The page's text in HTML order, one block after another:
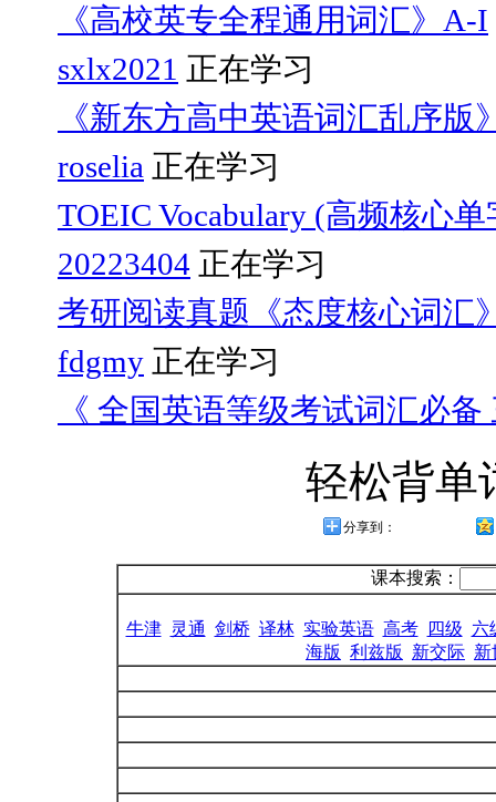
《高校英专全程通用词汇》A-I
sxlx2021 正在学习
《新东方高中英语词汇乱序版
roselia 正在学习
TOEIC Vocabulary (高频核心
20223404 正在学习
考研阅读真题《态度核心词汇
fdgmy 正在学习
《 全国英语等级考试词汇必备
轻松背单
分享到：
课本搜索：
牛津 灵通 剑桥 译林 实验英语 高考 四级 六
海版 利兹版 新交际 新